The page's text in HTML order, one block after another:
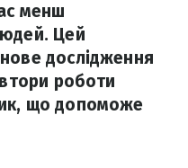
менш
Цей
дослідження
роботи
що допоможе